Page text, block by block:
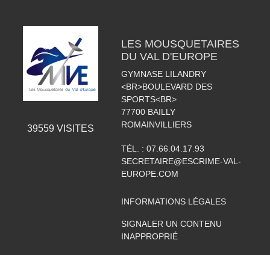
39559 VISITES
LES MOUSQUETAIRES
DU VAL D'EUROPE
GYMNASE LILANDRY
<BR>BOULEVARD DES
SPORTS<BR>
77700 BAILLY
ROMAINVILLIERS
TÉL. : 07.66.04.17.93
SECRETAIRE@ESCRIME-VAL-
EUROPE.COM
INFORMATIONS LÉGALES
SIGNALER UN CONTENU
INAPPROPRIÉ